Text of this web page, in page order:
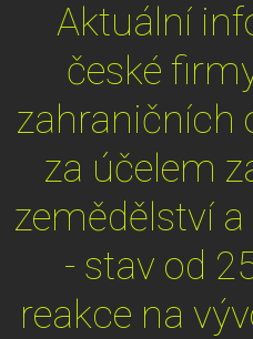
Aktuální
české
zahraničních
za účelem
zemědělství
- stav od
reakce na